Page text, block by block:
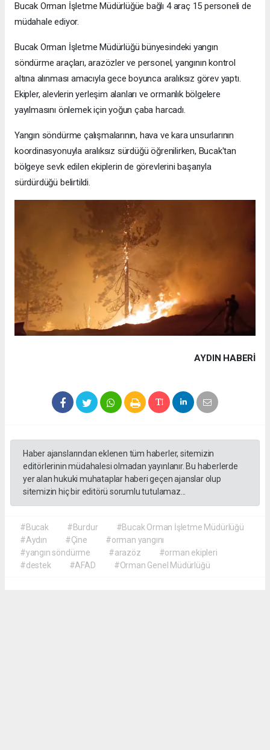
Bucak Orman İşletme Müdürlüğüe bağlı 4 araç 15 personeli de
müdahale ediyor.
Bucak Orman İşletme Müdürlüğü bünyesindeki yangın
söndürme araçları, arazözler ve personel, yangının kontrol
altına alınması amacıyla gece boyunca aralıksız görev yaptı.
Ekipler, alevlerin yerleşim alanları ve ormanlık bölgelere
yayılmasını önlemek için yoğun çaba harcadı.
Yangın söndürme çalışmalarının, hava ve kara unsurlarının
koordinasyonuyla aralıksız sürdüğü öğrenilirken, Bucak'tan
bölgeye sevk edilen ekiplerin de görevlerini başarıyla
sürdürdüğü belirtildi.
AYDIN HABERİ
Haber ajanslarından eklenen tüm haberler, sitemizin
editörlerinin müdahalesi olmadan yayınlanır. Bu haberlerde
yer alan hukuki muhataplar haberi geçen ajanslar olup
sitemizin hiç bir editörü sorumlu tutulamaz...
#Bucak #Burdur
#Bucak Orman İşletme Müdürlüğü
#Aydın
#Çine
#orman yangını
#yangın söndürme
#arazöz
#orman ekipleri
#destek
#AFAD #Orman Genel Müdürlüğü